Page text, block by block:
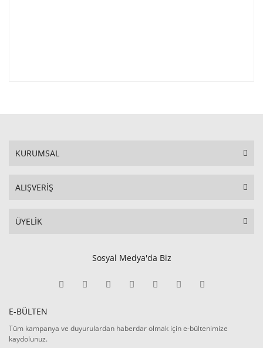
KURUMSAL
ALIŞVERİŞ
ÜYELİK
Sosyal Medya'da Biz
E-BÜLTEN
Tüm kampanya ve duyurulardan haberdar olmak için e-bültenimize
kaydolunuz.